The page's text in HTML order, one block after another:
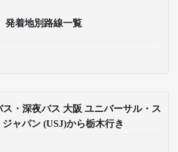
発着地別路線一覧
・深夜バス 大阪 ユニバーサル・ス
ャパン (USJ)から栃木行き